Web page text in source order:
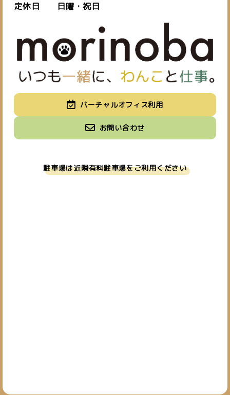
私たちについて
about us
space
バーチャルオフィス
virtual office
お知らせ
blog
定休日 日曜・祝日
バーチャルオフィス利用
お問い合わせ
駐車場は近隣有料駐車場をご利用ください